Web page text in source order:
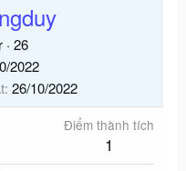
· 26
2022
26/10/2022
Điểm thành tích
1